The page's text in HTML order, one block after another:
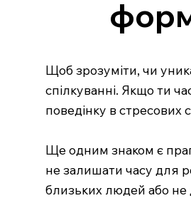
форм
Щоб зрозуміти, чи
спілкуванні. Якщо ти
поведінку в стресових
Ще одним знаком є
не залишати часу для
близьких людей або не